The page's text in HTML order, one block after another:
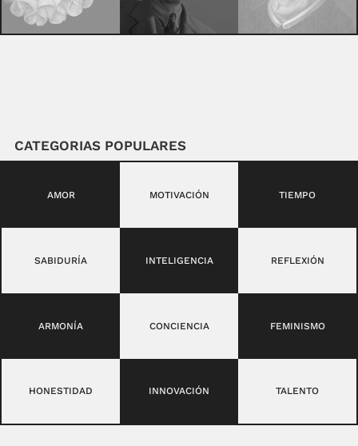
CATEGORIAS POPULARES
AMOR MOTIVACIÓN TIEMPO
SABIDURÍA INTELIGENCIA REFLEXIÓN
ARMONÍA CONCIENCIA FEMINISMO
HONESTIDAD INNOVACIÓN TALENTO